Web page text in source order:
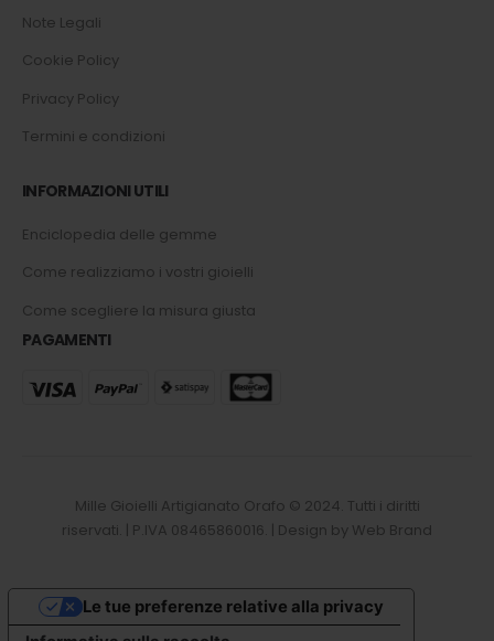
Note Legali
Cookie Policy
Privacy Policy
Termini e condizioni
INFORMAZIONI UTILI
Enciclopedia delle gemme
Come realizziamo i vostri gioielli
Come scegliere la misura giusta
PAGAMENTI
Mille Gioielli Artigianato Orafo © 2024. Tutti i diritti
riservati. | P.IVA 08465860016. | Design by Web Brand
Le tue preferenze relative alla privacy